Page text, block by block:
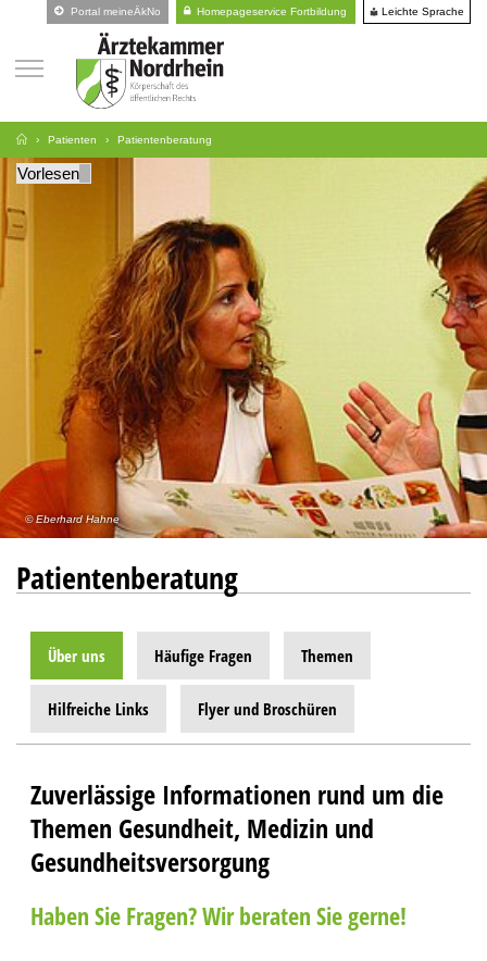
Portal meineÄkNo Homepageservice Fortbildung Leichte Sprache
Patienten Patientenberatung
Eberhard Hahne
Vorlesen
Patientenberatung
Über uns Häufige Fragen Themen
Hilfreiche Links Flyer und Broschüren
Zuverlässige Informationen rund um die
Themen Gesundheit, Medizin und
Gesundheitsversorgung
Haben Sie Fragen? Wir beraten Sie gerne!